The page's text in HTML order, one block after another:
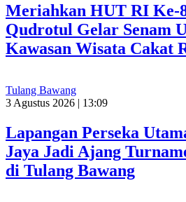
Meriahkan HUT RI Ke-
Qudrotul Gelar Senam
Kawasan Wisata Cakat
Tulang Bawang
3 Agustus 2026 | 13:09
Lapangan Perseka
Jaya Jadi Ajang
di Tulang Bawang